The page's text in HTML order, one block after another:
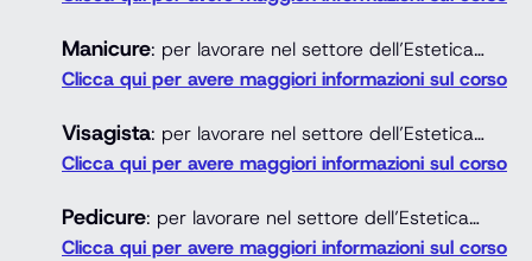
Manicure: per lavorare nel settore dell’Estetica…
Clicca qui per avere maggiori informazioni sul corso
Visagista: per lavorare nel settore dell’Estetica…
Clicca qui per avere maggiori informazioni sul corso
Pedicure: per lavorare nel settore dell’Estetica…
Clicca qui per avere maggiori informazioni sul corso